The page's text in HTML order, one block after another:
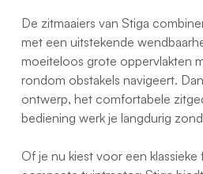
De zitmaaiers van Stiga
met een uitstekende
moeiteloos grote oppervlakten
rondom obstakels navigeert.
ontwerp, het comfortabele
bediening werk je langdurig
Of je nu kiest voor een